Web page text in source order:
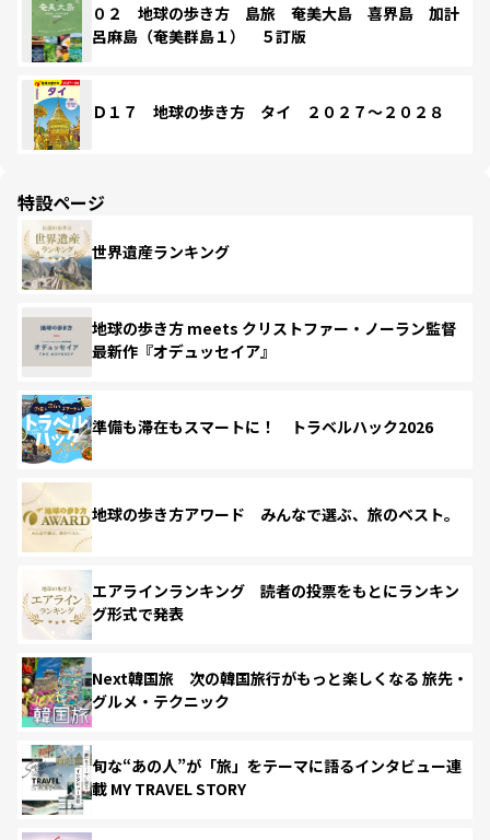
０２ 地球の歩き方 島旅 奄美大島 喜界島 加計
呂麻島（奄美群島１） ５訂版
Ｄ１７ 地球の歩き方 タイ ２０２７～２０２８
特設ページ
世界遺産ランキング
地球の歩き方 meets クリストファー・ノーラン監督
最新作『オデュッセイア』
準備も滞在もスマートに！ トラベルハック2026
地球の歩き方アワード みんなで選ぶ、旅のベスト。
エアラインランキング 読者の投票をもとにランキン
グ形式で発表
Next韓国旅 次の韓国旅行がもっと楽しくなる 旅先・
グルメ・テクニック
旬な“あの人”が「旅」をテーマに語るインタビュー連
載 MY TRAVEL STORY